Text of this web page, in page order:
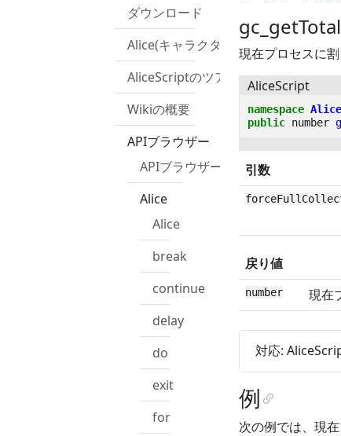
ダウンロード
Alice(キャラクター)
AliceScriptのツアー
Wikiの概要
APIブラウザー
APIブラウザー
Alice
Alice
break
continue
delay
do
exit
for
現在プロセスに
AliceScript
namespace
public number
引数
戻り値
number 現在
対応:
例
次の例では、現